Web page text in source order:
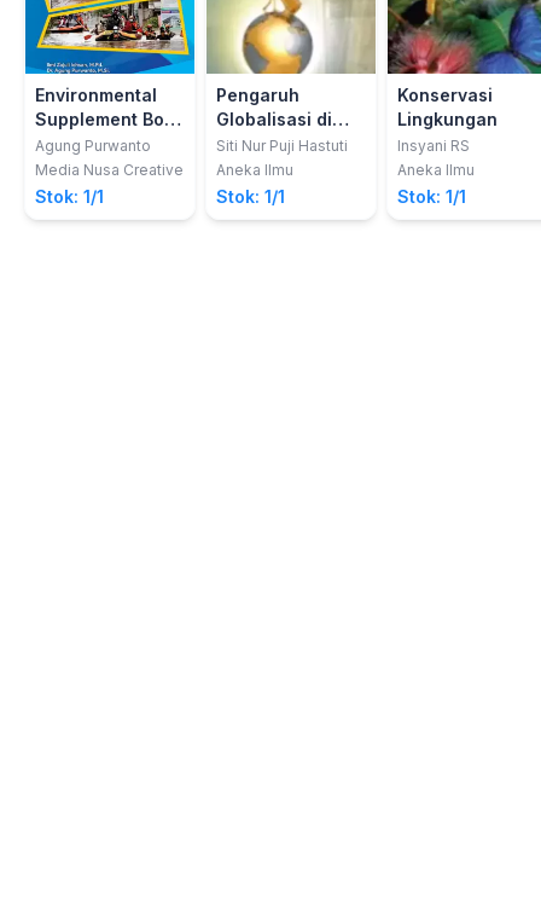
Environmental
Supplement Book
Of Recycling :
Suplemen
Pendidikan
Lingkungan
Agung Purwanto
Media Nusa Creative
Stok: 1/1
Pengaruh
Globalisasi di
Lingkungan
Siti Nur Puji Hastuti
Aneka Ilmu
Stok: 1/1
Konservasi
Lingkungan
Insyani RS
Aneka Ilmu
Stok: 1/1